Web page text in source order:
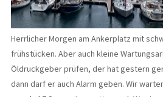
Herrlicher Morgen am Ankerplatz mit
frühstücken. Aber auch kleine
Öldruckgeber prüfen, der hat gestern
dann darf er auch Alarm geben. Wir